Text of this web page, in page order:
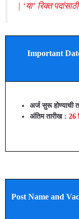
| ‘या’ रिक्त
Important
अर्ज सुरू होण्याची
अंतिम तारीख : 26
Post Name and